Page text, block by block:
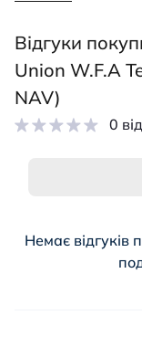
Відгуки
Union W.F.A
NAV)
0
Немає відгуків